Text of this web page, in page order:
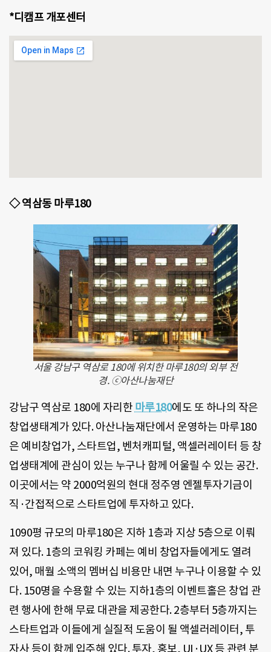
*디캠프 개포센터
◇ 역삼동 마루180
서울 강남구 역삼로 180에 위치한 마루180의 외부 전
경. ⓒ아산나눔재단
강남구 역삼로 180에 자리한 마루180에도 또 하나의 작은
창업생태계가 있다. 아산나눔재단에서 운영하는 마루180
은 예비창업가, 스타트업, 벤처캐피털, 액셀러레이터 등 창
업생태계에 관심이 있는 누구나 함께 어울릴 수 있는 공간.
이곳에서는 약 2000억원의 현대 정주영 엔젤투자기금이
직·간접적으로 스타트업에 투자하고 있다.
1090평 규모의 마루180은 지하 1층과 지상 5층으로 이뤄
져 있다. 1층의 코워킹 카페는 예비 창업자들에게도 열려
있어, 매월 소액의 멤버십 비용만 내면 누구나 이용할 수 있
다. 150명을 수용할 수 있는 지하1층의 이벤트홀은 창업 관
련 행사에 한해 무료 대관을 제공한다. 2층부터 5층까지는
스타트업과 이들에게 실질적 도움이 될 액셀러레이터, 투
자사 등이 함께 입주해 있다. 투자, 홍보, UI·UX 등 관련 분